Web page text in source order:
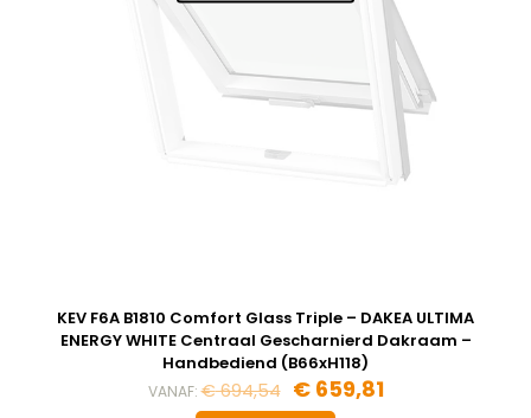
KEV F6A B1810 Comfort Glass Triple – DAKEA ULTIMA
ENERGY WHITE Centraal Gescharnierd Dakraam –
Handbediend (B66xH118)
VANAF:€694,54 €659,81